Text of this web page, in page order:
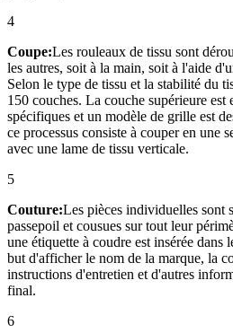
4
Coupe:Les rouleaux de tissu sont
les autres, soit à la main, soit à l'aide
Selon le type de tissu et la stabilité du
150 couches. La couche supérieure est
spécifiques et un modèle de grille est
ce processus consiste à couper en une
avec une lame de tissu verticale.
5
Couture:Les pièces individuelles sont
passepoil et cousues sur tout leur
une étiquette à coudre est insérée dans
but d'afficher le nom de la marque, la
instructions d'entretien et d'autres
final.
6